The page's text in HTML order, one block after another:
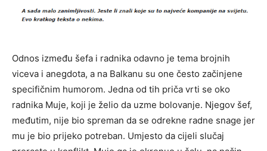
Odnos između šefa i radnika odavno je tema brojnih
viceva i anegdota, a na Balkanu su one često začinjene
specifičnim humorom. Jedna od tih priča vrti se oko
radnika Muje, koji je želio da uzme bolovanje. Njegov šef,
međutim, nije bio spreman da se odrekne radne snage jer
mu je bio prijeko potreban. Umjesto da cijeli slučaj